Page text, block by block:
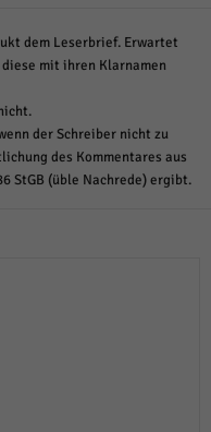
dem Leserbrief. Erwartet
mit ihren Klarnamen
der Schreiber nicht zu
des Kommentares aus
StGB (üble Nachrede) ergibt.